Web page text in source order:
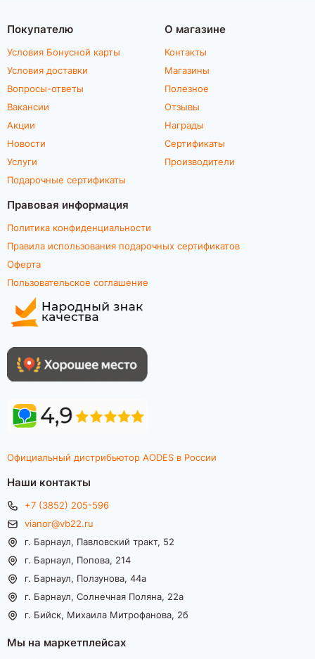
Покупателю
Условия Бонусной карты
Условия доставки
Вопросы-ответы
Вакансии
Акции
Новости
Услуги
Подарочные сертификаты
О магазине
Контакты
Магазины
Полезное
Отзывы
Награды
Сертификаты
Производители
Правовая информация
Политика конфиденциальности
Правила использования подарочных сертификатов
Оферта
Пользовательское соглашение
Официальный дистрибьютор AODES в России
Наши контакты
+7 (3852) 205-596
vianor@vb22.ru
г. Барнаул, Павловский тракт, 52
г. Барнаул, Попова, 214
г. Барнаул, Ползунова, 44а
г. Барнаул, Солнечная Поляна, 22а
г. Бийск, Михаила Митрофанова, 2б
Мы на маркетплейсах